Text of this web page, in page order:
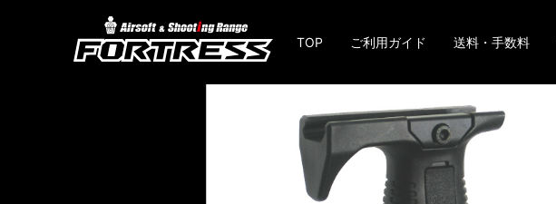
TOP ご利用ガイド 送料・手数料